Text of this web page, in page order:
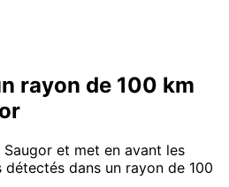
rayon de 100 km
et met en avant les
détectés dans un rayon de 100